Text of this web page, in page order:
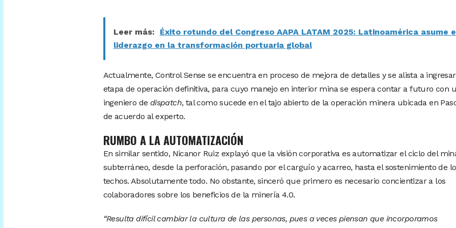
Leer más:
Éxito rotundo del Congreso AAPA LATAM 2025: Latinoamérica asume
liderazgo en la transformación portuaria global
Actualmente, Control Sense se encuentra en proceso de mejora de detalles y se alista a
etapa de operación definitiva, para cuyo manejo en interior mina se espera contar a futuro con
ingeniero de dispatch, tal como sucede en el tajo abierto de la operación minera ubicada en
de acuerdo al experto.
RUMBO A LA AUTOMATIZACIÓN
En similar sentido, Nicanor Ruiz explayó que la visión corporativa es automatizar el ciclo del
subterráneo, desde la perforación, pasando por el carguío y acarreo, hasta el sostenimiento de
techos. Absolutamente todo. No obstante, sinceró que primero es necesario concientizar a los
colaboradores sobre los beneficios de la minería 4.0.
“Resulta difícil cambiar la cultura de las personas, pues a veces piensan que incorporamos